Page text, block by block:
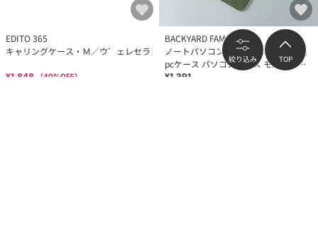
EDITO 365
キャリングケース・Ｍ／ウ゛ェレセラ
¥1,848 （40%OFF）
BACKYARD FAMILY
ノートパソコン ケース おしゃれ 通販
pcケース パソコンケース モバイルケ
ース
¥1,391
絞り込み TOP